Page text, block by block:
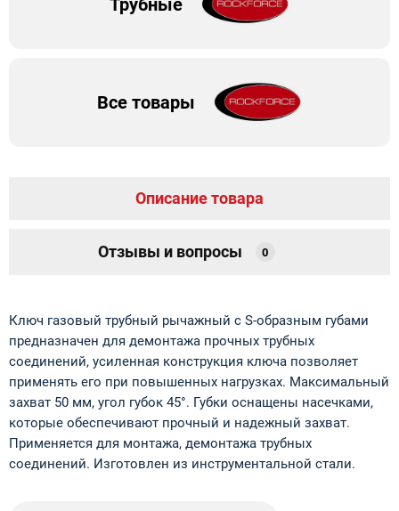
Трубные
Все товары
Описание товара
Отзывы и вопросы 0
Ключ газовый трубный рычажный с S-образным губами
предназначен для демонтажа прочных трубных
соединений, усиленная конструкция ключа позволяет
применять его при повышенных нагрузках. Максимальный
захват 50 мм, угол губок 45°. Губки оснащены насечками,
которые обеспечивают прочный и надежный захват.
Применяется для монтажа, демонтажа трубных
соединений. Изготовлен из инструментальной стали.